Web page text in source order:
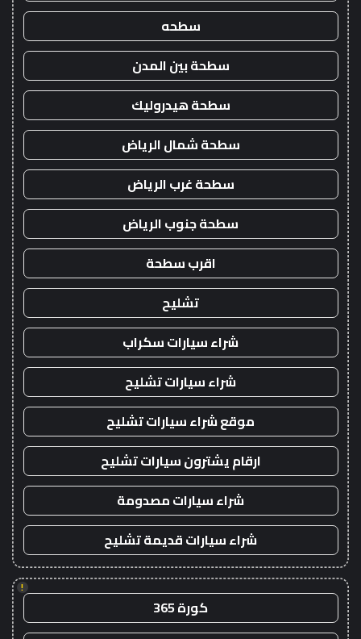
سطحه
سطحة بين المدن
سطحة هيدروليك
سطحة شمال الرياض
سطحة غرب الرياض
سطحة جنوب الرياض
اقرب سطحة
تشليح
شراء سيارات سكراب
شراء سيارات تشليح
موقع شراء سيارات تشليح
ارقام يشترون سيارات تشليح
شراء سيارات مصدومة
شراء سيارات قديمة تشليح
!
كورة 365